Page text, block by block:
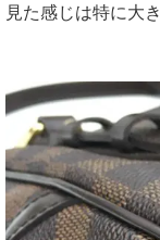
見た感じは特に大